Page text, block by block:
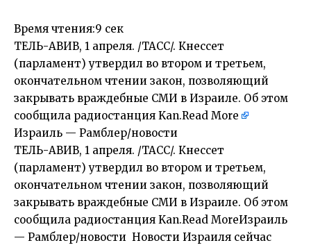
Время чтения:9 сек
ТЕЛЬ-АВИВ, 1 апреля. /ТАСС/. Кнессет
(парламент) утвердил во втором и третьем,
окончательном чтении закон, позволяющий
закрывать враждебные СМИ в Израиле. Об этом
сообщила радиостанция Kan.Read More
Израиль — Рамблер/новости
ТЕЛЬ-АВИВ, 1 апреля. /ТАСС/. Кнессет
(парламент) утвердил во втором и третьем,
окончательном чтении закон, позволяющий
закрывать враждебные СМИ в Израиле. Об этом
сообщила радиостанция Kan.Read MoreИзраиль
— Рамблер/новости Новости Израиля сейчас